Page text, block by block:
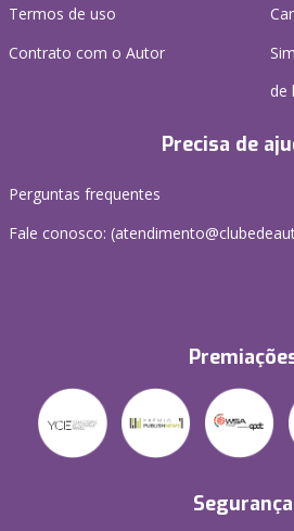
Termos de uso
Contrato com o Autor
de
Precisa de
Perguntas frequentes
Fale conosco:
Segurança